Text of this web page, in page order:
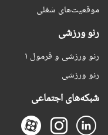
موقعیت‌های شغلی
رنو ورزشی
رنو ورزشی و فرمول ۱
رنو ورزشی
شبکه‌های اجتماعی